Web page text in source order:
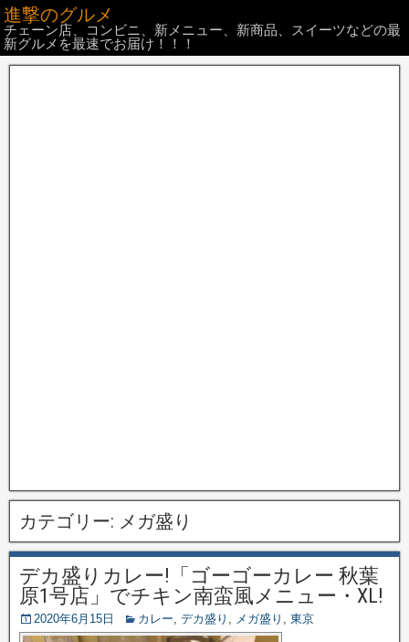
進撃のグルメ
チェーン店、コンビニ、新メニュー、新商品、スイーツなどの最
新グルメを最速でお届け！！！
カテゴリー: メガ盛り
デカ盛りカレー!「ゴーゴーカレー 秋葉
原1号店」でチキン南蛮風メニュー・XL!
2020年6月15日 カレー, デカ盛り , メガ盛り , 東京